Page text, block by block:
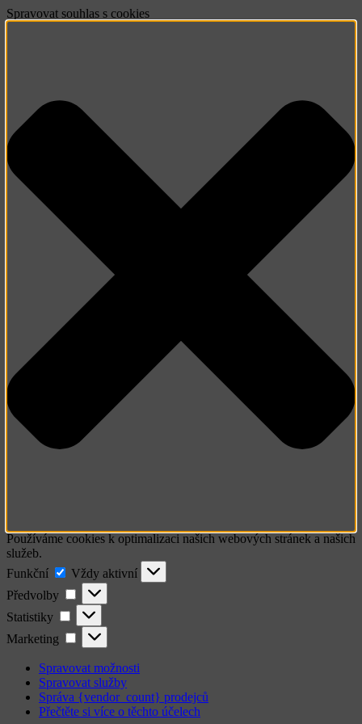
Spravovat souhlas s cookies
Používáme cookies k optimalizaci našich webových stránek a našich
služeb.
Funkční
Funkční
Vždy aktivní
Předvolby
Předvolby
Statistiky Statistiky
Marketing Marketing
Spravovat možnosti
Spravovat služby
Správa {vendor_count} prodejců
Přečtěte si více o těchto účelech